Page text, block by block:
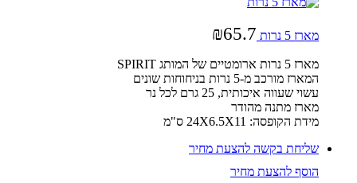
מארז 5 נרות ₪65.7
מארז 5 נרות ארומטיים של המותג SPIRIT
המארז מורכב מ-5 נרות בניחוחות שונים
עשוי שעווה איכותית, 25 גרם לכל נר
מארז מתנה מהודר
מידת הקופסה: 24X6.5X11 ס"מ
שליחת בקשה להצעת מחיר